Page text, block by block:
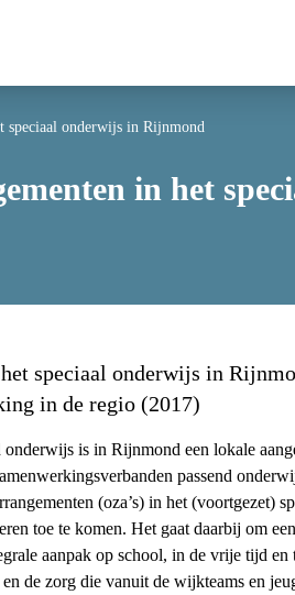
speciaal onderwijs in Rijnmond
in het
speciaal onderwijs in
in de regio (2017)
is in Rijnmond een lokale
passend
(oza’s) in het (voortgezet)
toe te komen. Het gaat daarbij om
aanpak op school, in de vrije tijd
de zorg die vanuit de wijkteams en